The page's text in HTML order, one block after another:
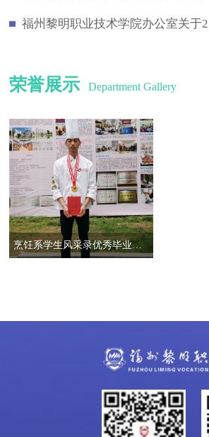
荣誉展示 Department Gallery
烹饪系学生风采录优秀毕业生——胡丽强